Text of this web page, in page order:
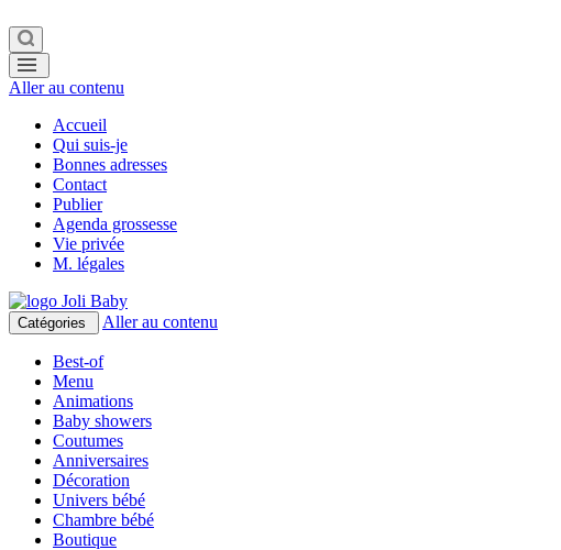
Aller au contenu
Accueil
Qui suis-je
Bonnes adresses
Contact
Publier
Agenda grossesse
Vie privée
M. légales
Catégories Aller au contenu
Best-of
Menu
Animations
Baby showers
Coutumes
Anniversaires
Décoration
Univers bébé
Chambre bébé
Boutique